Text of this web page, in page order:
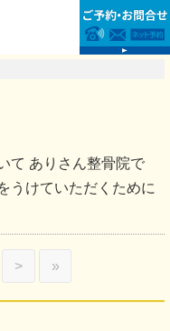
て ありさん整骨院で
うけていただくために
> »